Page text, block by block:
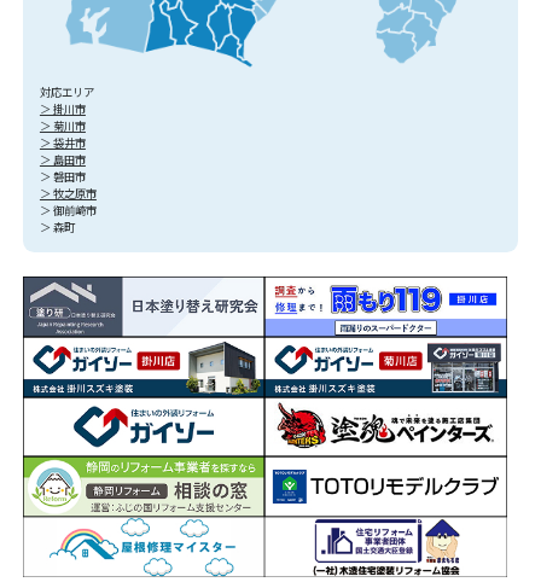
対応エリア
＞ 掛川市
＞ 菊川市
＞ 袋井市
＞ 島田市
＞ 磐田市
＞ 牧之原市
＞ 御前崎市
＞ 森町